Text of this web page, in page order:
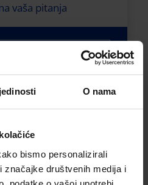
O nama
bismo personalizirali
značajke društvenih medija i
vaša pitanja